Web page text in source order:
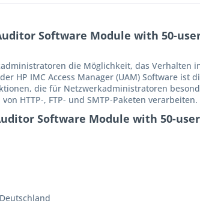
Software Module with 50-
die Möglichkeit, das
IMC Access Manager (UAM) Software ist
die für Netzwerkadministratoren
HTTP-, FTP- und SMTP-Paketen verarbeiten.
Software Module with 50-